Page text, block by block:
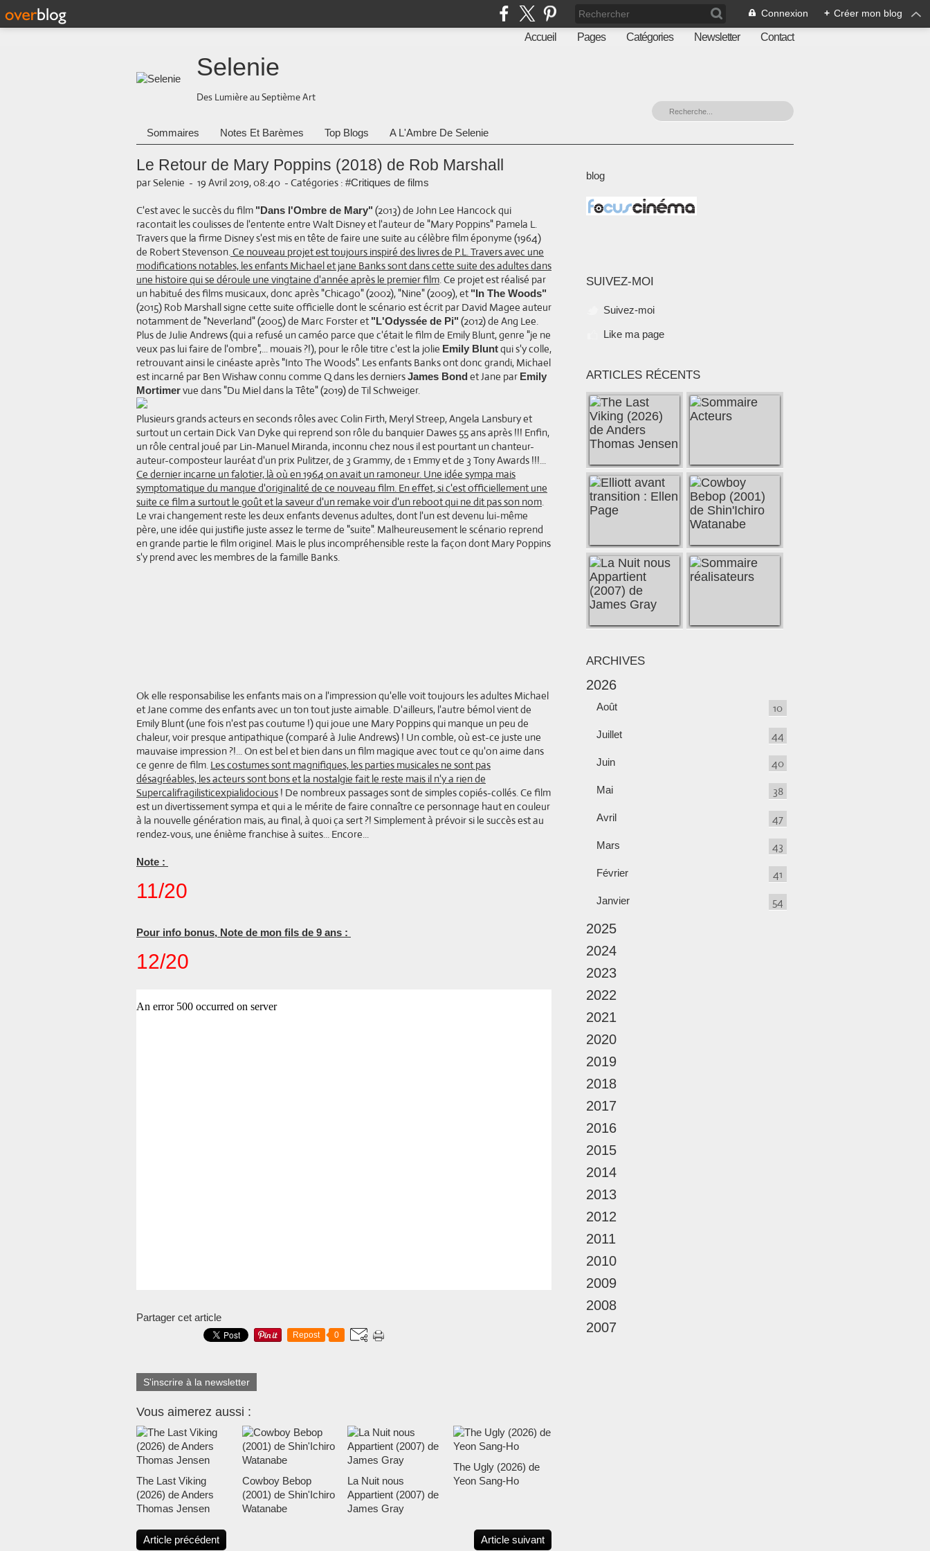
Connexion + Créer mon blog
Accueil Pages Catégories Newsletter Contact
Selenie
Des Lumière au Septième Art
Sommaires Notes Et Barèmes Top Blogs A L'Ambre De Selenie
Le Retour de Mary Poppins (2018) de Rob Marshall
par Selenie - 19 Avril 2019, 08:40 - Catégories : #Critiques de films
C'est avec le succès du film "Dans l'Ombre de Mary" (2013) de John Lee Hancock qui
racontait les coulisses de l'entente entre Walt Disney et l'auteur de "Mary Poppins" Pamela L.
Travers que la firme Disney s'est mis en tête de faire une suite au célèbre film éponyme (1964)
de Robert Stevenson.Ce nouveau projet est toujours inspiré des livres de P.L. Travers avec une
modifications notables, les enfants Michael et jane Banks sont dans cette suite des adultes dans
une histoire qui se déroule une vingtaine d'année après le premier film. Ce projet est réalisé par
un habitué des films musicaux, donc après "Chicago" (2002), "Nine" (2009), et "In The Woods"
(2015) Rob Marshall signe cette suite officielle dont le scénario est écrit par David Magee auteur
notamment de "Neverland" (2005) de Marc Forster et "L'Odyssée de Pi" (2012) de Ang Lee.
Plus de Julie Andrews (qui a refusé un caméo parce que c'était le film de Emily Blunt, genre "je ne
veux pas lui faire de l'ombre",... mouais ?!), pour le rôle titre c'est la jolie Emily Bluntqui s'y colle,
retrouvant ainsi le cinéaste après "Into The Woods". Les enfants Banks ont donc grandi, Michael
est incarné par Ben Wishaw connu comme Q dans les derniersJames Bond et Jane par Emily
Mortimervue dans "Du Miel dans la Tête" (2019) de Til Schweiger.
Plusieurs grands acteurs en seconds rôles avec Colin Firth, Meryl Streep, Angela Lansbury et
surtout un certain Dick Van Dyke qui reprend son rôle du banquier Dawes 55 ans après !!! Enfin,
un rôle central joué par Lin-Manuel Miranda, inconnu chez nous il est pourtant un chanteur-
auteur-composteur lauréat d'un prix Pulitzer, de 3 Grammy, de 1 Emmy et de 3 Tony Awards !!!...
Ce dernier incarne un falotier, là où en 1964 on avait un ramoneur. Une idée sympa mais
symptomatique du manque d'originalité de ce nouveau film. En effet, si c'est officiellement une
suite ce film a surtout le goût et la saveur d'un remake voir d'un reboot qui ne dit pas son nom.
Le vrai changement reste les deux enfants devenus adultes, dont l'un est devenu lui-même
père, une idée qui justifie juste assez le terme de "suite". Malheureusement le scénario reprend
en grande partie le film originel. Mais le plus incompréhensible reste la façon dont Mary Poppins
s'y prend avec les membres de la famille Banks.
Ok elle responsabilise les enfants mais on a l'impression qu'elle voit toujours les adultes Michael
et Jane comme des enfants avec un ton tout juste aimable. D'ailleurs, l'autre bémol vient de
Emily Blunt (une fois n'est pas coutume !) qui joue une Mary Poppins qui manque un peu de
chaleur, voir presque antipathique (comparé à Julie Andrews) ! Un comble, où est-ce juste une
mauvaise impression ?!... On est bel et bien dans un film magique avec tout ce qu'on aime dans
ce genre de film. Les costumes sont magnifiques, les parties musicales ne sont pas
désagréables, les acteurs sont bons et la nostalgie fait le reste mais il n'y a rien de
Supercalifragilisticexpialidocious ! De nombreux passages sont de simples copiés-collés. Ce film
est un divertissement sympa et qui a le mérite de faire connaître ce personnage haut en couleur
à la nouvelle génération mais, au final, à quoi ça sert ?! Simplement à prévoir si le succès est au
rendez-vous, une énième franchise à suites... Encore...
Note :
11/20
Pour info bonus, Note de mon fils de 9 ans :
12/20
Partager cet article
Repost 0
S'inscrire à la newsletter
Vous aimerez aussi :
The Last Viking
(2026) de Anders
Thomas Jensen
Cowboy Bebop
(2001) de Shin'Ichiro
Watanabe
La Nuit nous
Appartient (2007) de
James Gray
The Ugly (2026) de
Yeon Sang-Ho
Article précédent Article suivant
blog
SUIVEZ-MOI
Suivez-moi
Like ma page
ARTICLES RÉCENTS
ARCHIVES
2026
Août 10
Juillet 44
Juin 40
Mai 38
Avril 47
Mars 43
Février 41
Janvier 54
2025
2024
2023
2022
2021
2020
2019
2018
2017
2016
2015
2014
2013
2012
2011
2010
2009
2008
2007